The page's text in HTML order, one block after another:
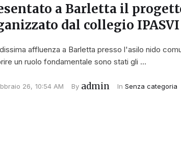
a Barletta il
dal collegio
affluenza a Barletta presso l'asilo nido
un ruolo fondamentale sono stati gli …
26, 10:54 AM By admin In Senza categoria